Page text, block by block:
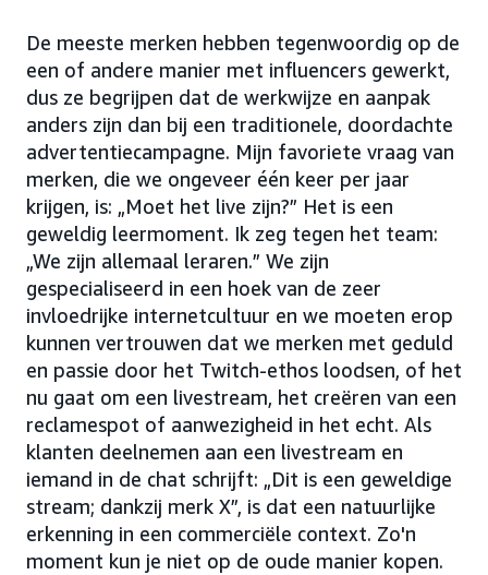
De meeste merken hebben tegenwoordig op de
een of andere manier met influencers gewerkt,
dus ze begrijpen dat de werkwijze en aanpak
anders zijn dan bij een traditionele, doordachte
advertentiecampagne. Mijn favoriete vraag van
merken, die we ongeveer één keer per jaar
krijgen, is: „Moet het live zijn?” Het is een
geweldig leermoment. Ik zeg tegen het team:
„We zijn allemaal leraren.” We zijn
gespecialiseerd in een hoek van de zeer
invloedrijke internetcultuur en we moeten erop
kunnen vertrouwen dat we merken met geduld
en passie door het Twitch-ethos loodsen, of het
nu gaat om een livestream, het creëren van een
reclamespot of aanwezigheid in het echt. Als
klanten deelnemen aan een livestream en
iemand in de chat schrijft: „Dit is een geweldige
stream; dankzij merk X”, is dat een natuurlijke
erkenning in een commerciële context. Zo'n
moment kun je niet op de oude manier kopen.